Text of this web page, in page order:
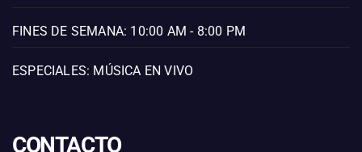
FINES DE SEMANA: 10:00 AM - 8:00 PM
ESPECIALES: MÚSICA EN VIVO
CONTACTO